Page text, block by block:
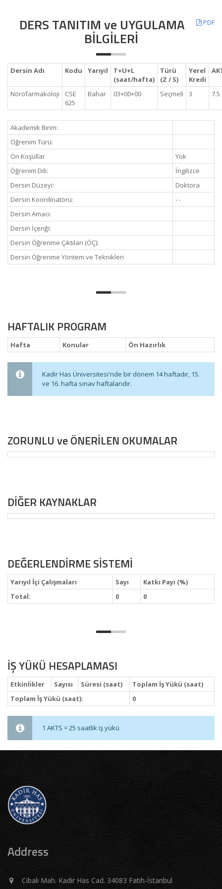
PDF
DERS TANITIM ve UYGULAMA
BİLGİLERİ
Dersin Adı Kodu Yarıyıl
T+U+L
(saat/hafta)
Türü
(Z / S)
Yerel
Kredi
Nörofarmakoloji
CSE
625
Bahar 03+00+00 Seçmeli 3 7.5
Akademik Birim:
Öğrenim Türü:
Ön Koşullar
Yok
Öğrenim Dili:
İngilizce
Dersin Düzeyi:
Doktora
Dersin Koordinatörü:
- -
Dersin Amacı:
Dersin İçeriği:
Dersin Öğrenme Çıktıları (ÖÇ):
Dersin Öğrenme Yöntem ve Teknikleri
HAFTALIK PROGRAM
Hafta Konular Ön Hazırlık
Kadir Has Üniversitesi'nde bir dönem 14 haftadır, 15.
ve 16. hafta sınav haftalarıdır.
ZORUNLU ve ÖNERİLEN OKUMALAR
DİĞER KAYNAKLAR
DEĞERLENDİRME SİSTEMİ
Yarıyıl İçi Çalışmaları Sayı
Katkı Payı (%)
Total:
0 0
İŞ YÜKÜ HESAPLAMASI
Etkinlikler Sayısı Süresi (saat)
Toplam İş Yükü (saat)
Toplam İş Yükü (saat):
0
1 AKTS = 25 saatlik iş yükü
Address
Cibali Mah. Kadir Has Cad. 34083 Fatih-İstanbul